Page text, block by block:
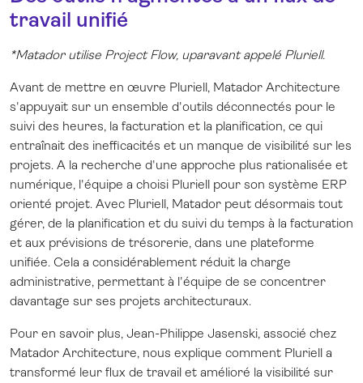
travail unifié
*Matador utilise Project Flow, uparavant appelé Pluriell.
Avant de mettre en œuvre Pluriell, Matador Architecture
s'appuyait sur un ensemble d'outils déconnectés pour le
suivi des heures, la facturation et la planification, ce qui
entraînait des inefficacités et un manque de visibilité sur les
projets. A la recherche d'une approche plus rationalisée et
numérique, l'équipe a choisi Pluriell pour son système ERP
orienté projet. Avec Pluriell, Matador peut désormais tout
gérer, de la planification et du suivi du temps à la facturation
et aux prévisions de trésorerie, dans une plateforme
unifiée. Cela a considérablement réduit la charge
administrative, permettant à l'équipe de se concentrer
davantage sur ses projets architecturaux.
Pour en savoir plus, Jean-Philippe Jasenski, associé chez
Matador Architecture, nous explique comment Pluriell a
transformé leur flux de travail et amélioré la visibilité sur